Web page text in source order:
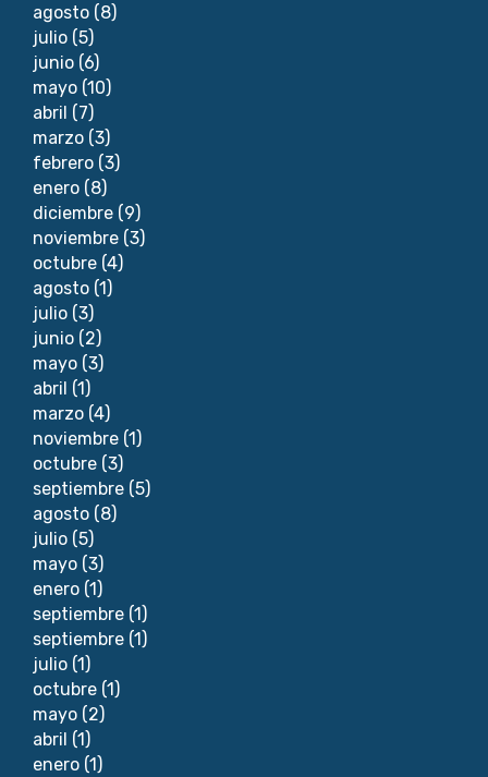
agosto (8)
julio (5)
junio (6)
mayo (10)
abril (7)
marzo (3)
febrero (3)
enero (8)
diciembre (9)
noviembre (3)
octubre (4)
agosto (1)
julio (3)
junio (2)
mayo (3)
abril (1)
marzo (4)
noviembre (1)
octubre (3)
septiembre (5)
agosto (8)
julio (5)
mayo (3)
enero (1)
septiembre (1)
septiembre (1)
julio (1)
octubre (1)
mayo (2)
abril (1)
enero (1)